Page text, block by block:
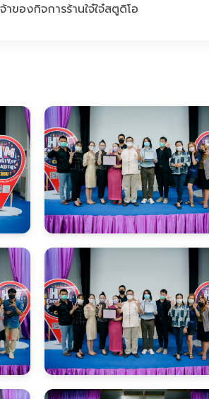
ของกิจการร้านใจ๋ใจ๋สตูดิโอ